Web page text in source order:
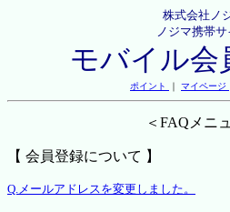
株式会社ノ
ノジマ携帯サ
モバイル会
ポイント ｜ マイページ
＜FAQメニ
【 会員登録について 】
Q.メールアドレスを変更しました。